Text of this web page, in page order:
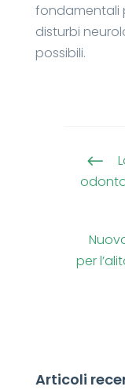
fondamentali
disturbi
possibili.
#
per
Articoli